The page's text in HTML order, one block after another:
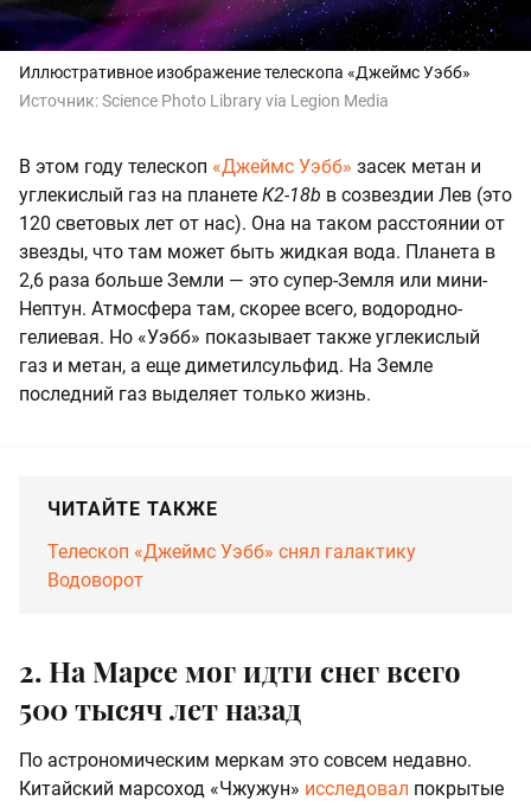
Иллюстративное изображение телескопа «Джеймс Уэбб»
Источник:Science Photo Library via Legion Media
В этом году телескоп «Джеймс Уэбб» засек метан и
углекислый газ на планете К2-18b в созвездии Лев (это
120 световых лет от нас). Она на таком расстоянии от
звезды, что там может быть жидкая вода. Планета в
2,6 раза больше Земли — это супер-Земля или мини-
Нептун. Атмосфера там, скорее всего, водородно-
гелиевая. Но «Уэбб» показывает также углекислый
газ и метан, а еще диметилсульфид. На Земле
последний газ выделяет только жизнь.
ЧИТАЙТЕ ТАКЖЕ
Телескоп «Джеймс Уэбб» снял галактику
Водоворот
2. На Марсе мог идти снег всего
500 тысяч лет назад
По астрономическим меркам это совсем недавно.
Китайский марсоход «Чжужун» исследовал покрытые